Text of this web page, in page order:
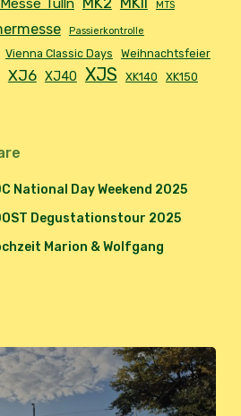
MTS
Passierkontrolle
Vienna Classic Days Weihnachtsfeier
XJ6 XJ40 XJS XK140 XK150
National Day Weekend 2025
Degustationstour 2025
Marion & Wolfgang